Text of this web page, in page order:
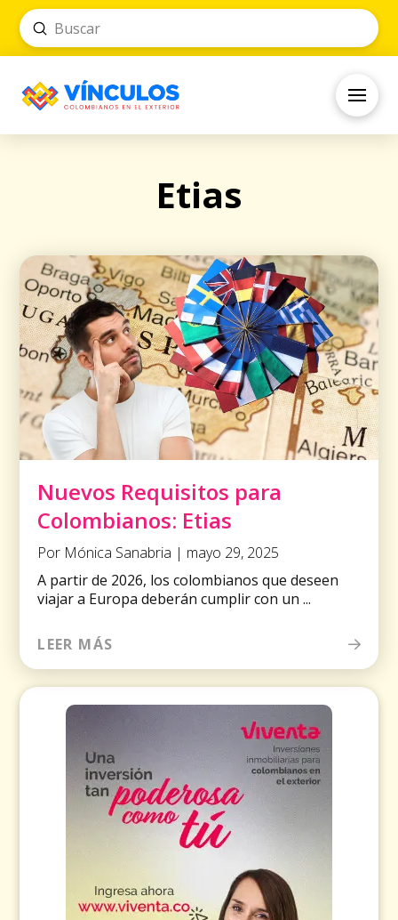
Search
Submit
Etias
Nuevos Requisitos para
Colombianos: Etias
Por Mónica Sanabria | mayo 29, 2025
A partir de 2026, los colombianos que deseen
viajar a Europa deberán cumplir con un ...
LEER MÁS